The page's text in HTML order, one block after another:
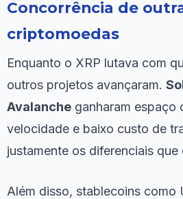
Concorrência de
criptomoedas
Enquanto o XRP lutava com
outros projetos avançaram.
Avalanche ganharam espaço
velocidade e baixo custo de
justamente os diferenciais que
Além disso, stablecoins como